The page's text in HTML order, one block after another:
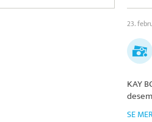
23.
KAY
SE